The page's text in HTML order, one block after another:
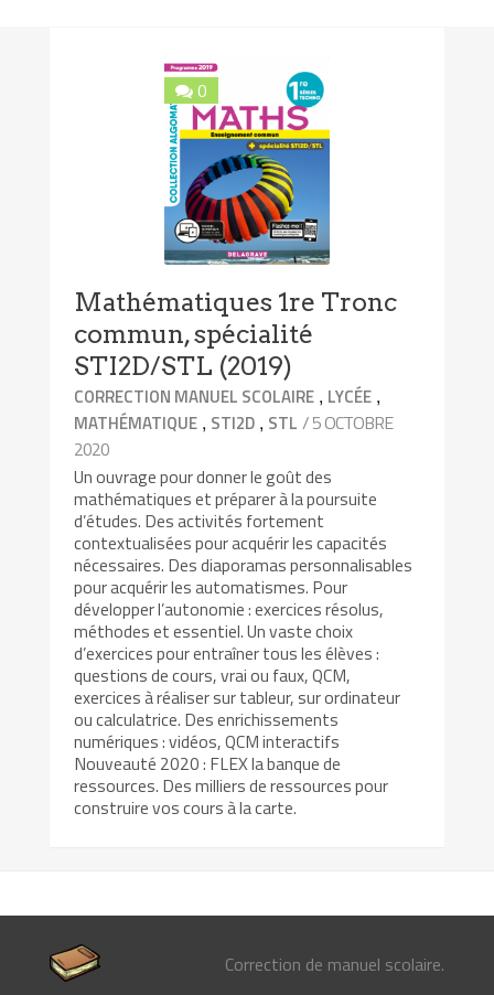
0
Mathématiques 1re Tronc
commun, spécialité
STI2D/STL (2019)
CORRECTION MANUEL SCOLAIRE , LYCÉE ,
MATHÉMATIQUE , STI2D , STL / 5 OCTOBRE
2020
Un ouvrage pour donner le goût des
mathématiques et préparer à la poursuite
d’études. Des activités fortement
contextualisées pour acquérir les capacités
nécessaires. Des diaporamas personnalisables
pour acquérir les automatismes. Pour
développer l’autonomie : exercices résolus,
méthodes et essentiel. Un vaste choix
d’exercices pour entraîner tous les élèves :
questions de cours, vrai ou faux, QCM,
exercices à réaliser sur tableur, sur ordinateur
ou calculatrice. Des enrichissements
numériques : vidéos, QCM interactifs
Nouveauté 2020 : FLEX la banque de
ressources. Des milliers de ressources pour
construire vos cours à la carte.
Correction de manuel scolaire.